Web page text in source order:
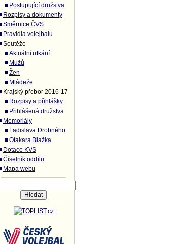
Postupující družstva
Rozpisy a dokumenty
Směrnice ČVS
Pravidla volejbalu
Soutěže
Aktuální utkání
Mužů
Žen
Mládeže
Krajský přebor 2016-17
Rozpisy a přihlášky
Přihlášená družstva
Memoriály
Ladislava Drobného
Otakara Blažka
Dotace KVS
Číselník oddílů
Mapa webu